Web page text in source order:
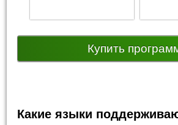
Купить
Какие языки